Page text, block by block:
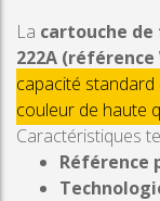
La cartouche
222A (référence
capacité
couleur de haute
Caractéristiques
Référence